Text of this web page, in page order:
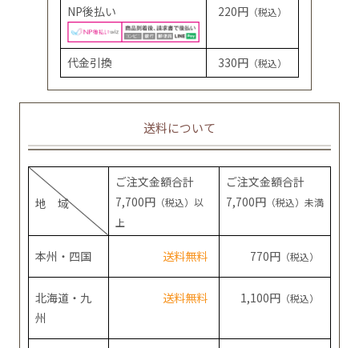
NP後払い
220円 （税込）
代金引換 330円 （税込）
送料について
地 域
ご注文金額合計
7,700円 （税込）以
上
ご注文金額合計
7,700円 （税込）未満
本州・四国 送料無料 770円 （税込）
北海道・九
州
送料無料 1,100円 （税込）